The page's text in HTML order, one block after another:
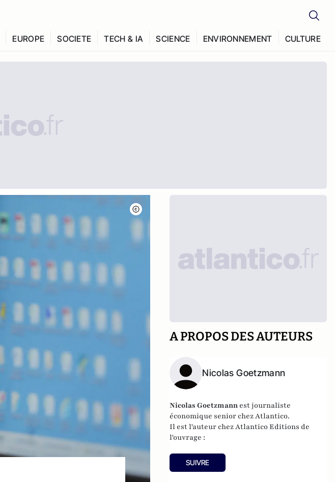
EUROPE SOCIETE TECH & IA SCIENCE ENVIRONNEMENT CULTURE
A PROPOS DES AUTEURS
Nicolas Goetzmann
NicolasGoetzmann est journaliste
économique senior chez Atlantico.
Il est l'auteur chezAtlantico Editions de
l'ouvrage :
SUIVRE